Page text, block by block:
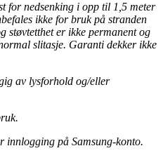
for nedsenking i opp til 1,5 meter
ikke for bruk på stranden
støvtetthet er ikke permanent og
slitasje. Garanti dekker ikke
av lysforhold og/eller
innlogging på Samsung-konto.